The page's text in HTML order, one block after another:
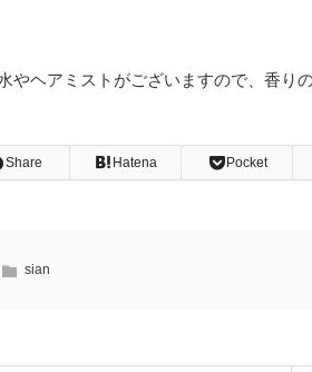
やヘアミストがございますので、香り
Share Hatena Pocket
sian